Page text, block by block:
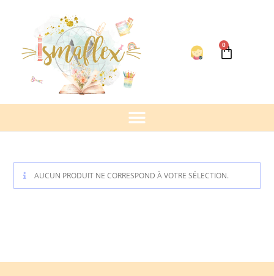
0
AUCUN PRODUIT NE CORRESPOND À VOTRE SÉLECTION.